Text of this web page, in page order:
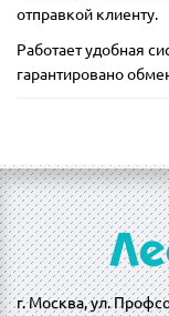
отправкой клиенту.
Работает удобная
гарантировано
г. Москва, ул.